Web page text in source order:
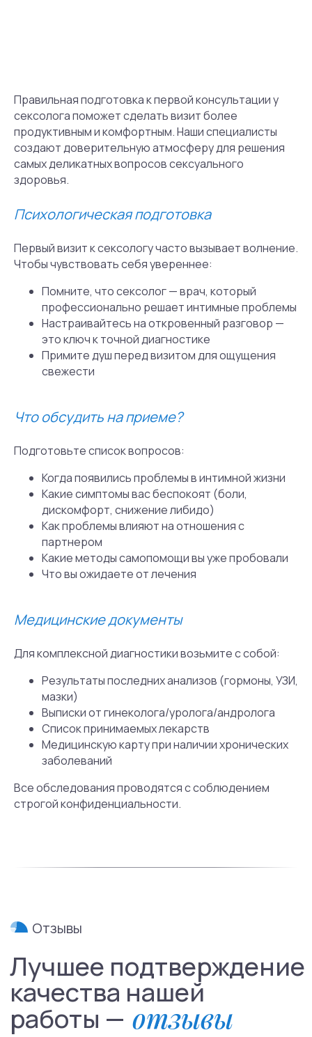
Правильная подготовка к первой консультации у
сексолога поможет сделать визит более
продуктивным и комфортным. Наши специалисты
создают доверительную атмосферу для решения
самых деликатных вопросов сексуального
здоровья.
Психологическая подготовка
Первый визит к сексологу часто вызывает волнение.
Чтобы чувствовать себя увереннее:
Помните, что сексолог — врач, который
профессионально решает интимные проблемы
Настраивайтесь на откровенный разговор —
это ключ к точной диагностике
Примите душ перед визитом для ощущения
свежести
Что обсудить на приеме?
Подготовьте список вопросов:
Когда появились проблемы в интимной жизни
Какие симптомы вас беспокоят (боли,
дискомфорт, снижение либидо)
Как проблемы влияют на отношения с
партнером
Какие методы самопомощи вы уже пробовали
Что вы ожидаете от лечения
Медицинские документы
Для комплексной диагностики возьмите с собой:
Результаты последних анализов (гормоны, УЗИ,
мазки)
Выписки от гинеколога/уролога/андролога
Список принимаемых лекарств
Медицинскую карту при наличии хронических
заболеваний
Все обследования проводятся с соблюдением
строгой конфиденциальности.
Вопросы и ответы
Мы собрали список
частых вопросов,
и быстрее найти
проще и быстрее найти
ответ.
ответ.
Популярный вопрос
Сколько стоит прием
Минимальная стоимость приема психолога
составляет 7500 рублей, врача-
лист
Задать
вопрос